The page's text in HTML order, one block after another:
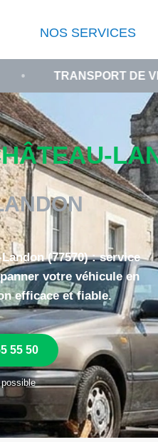
NOS SERVICES
DE VÉHICULE EN
(77570) : service
votre véhicule en
efficace et fiable.
55 50